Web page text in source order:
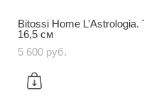
Bitossi Home
16,5 см
5 600 pуб.